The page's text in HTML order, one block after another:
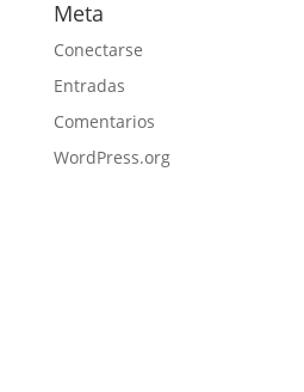
Meta
Conectarse
Entradas
Comentarios
WordPress.org